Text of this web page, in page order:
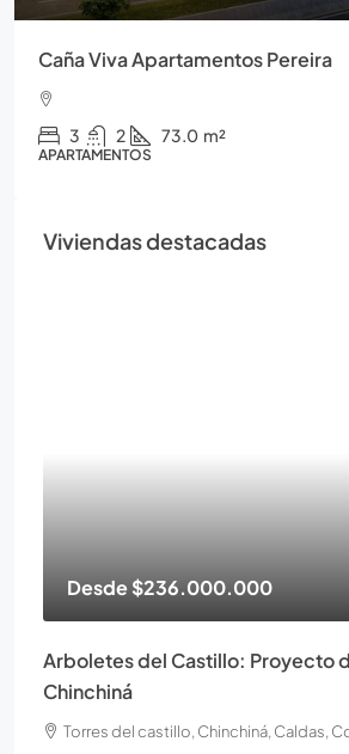
Caña Viva Apartamentos Pereira
3 2 73.0 m²
APARTAMENTOS
Viviendas destacadas
Desde$236.000.000
Arboletes del Castillo: Proyecto
Chinchiná
Torres del castillo, Chinchiná, Caldas,